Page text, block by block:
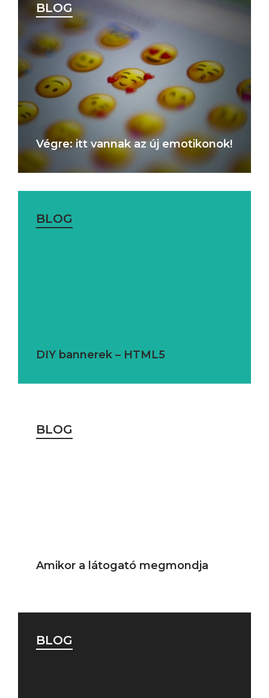
BLOG
Végre: itt vannak az új emotikonok!
BLOG
DIY bannerek – HTML5
BLOG
Amikor a látogató megmondja
BLOG